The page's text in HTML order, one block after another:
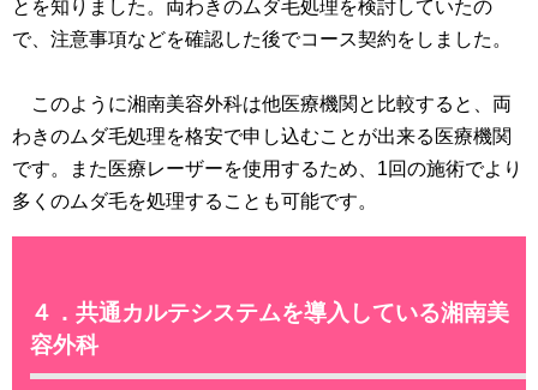
とを知りました。両わきのムダ毛処理を検討していたの
で、注意事項などを確認した後でコース契約をしました。
このように湘南美容外科は他医療機関と比較すると、両
わきのムダ毛処理を格安で申し込むことが出来る医療機関
です。また医療レーザーを使用するため、1回の施術でより
多くのムダ毛を処理することも可能です。
４．共通カルテシステムを導入している湘南美
容外科